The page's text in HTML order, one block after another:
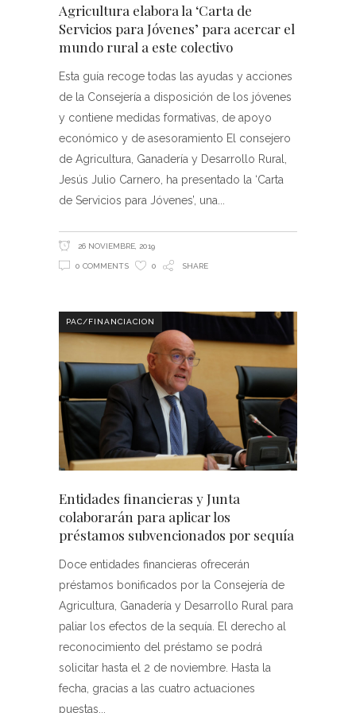
Agricultura elabora la ‘Carta de
Servicios para Jóvenes’ para acercar el
mundo rural a este colectivo
Esta guía recoge todas las ayudas y acciones
de la Consejería a disposición de los jóvenes
y contiene medidas formativas, de apoyo
económico y de asesoramiento El consejero
de Agricultura, Ganadería y Desarrollo Rural,
Jesús Julio Carnero, ha presentado la ‘Carta
de Servicios para Jóvenes’, una
26 NOVIEMBRE, 2019
0 COMMENTS 0 SHARE
PAC/FINANCIACION
Entidades financieras y Junta
colaborarán para aplicar los
préstamos subvencionados por sequía
Doce entidades financieras ofrecerán
préstamos bonificados por la Consejería de
Agricultura, Ganadería y Desarrollo Rural para
paliar los efectos de la sequía. El derecho al
reconocimiento del préstamo se podrá
solicitar hasta el 2 de noviembre. Hasta la
fecha, gracias a las cuatro actuaciones
puestas